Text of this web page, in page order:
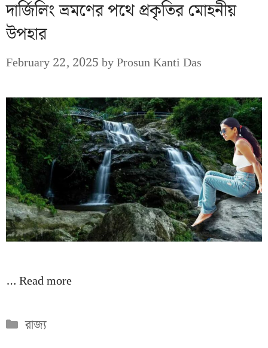
দার্জিলিং ভ্রমণের পথে প্রকৃতির মোহনীয়
উপহার
February 22, 2025byProsun Kanti Das
…Read more
Categories
রাজ্য